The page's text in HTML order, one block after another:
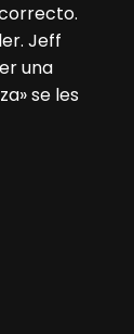
Jeff
una
se les